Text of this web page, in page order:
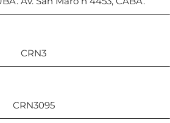
CRN3
CRN3095